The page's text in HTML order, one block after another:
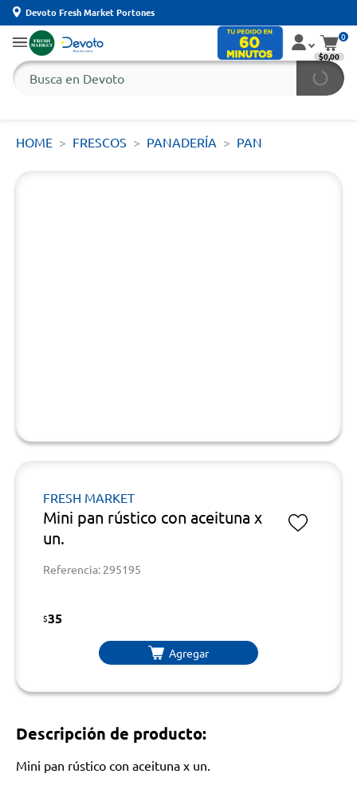
Devoto Fresh Market Portones
0
$0,00
HOME FRESCOS PANADERÍA PAN
FRESH MARKET
Mini pan rústico con aceituna x
un.
Referencia: 295195
$35
Agregar
Descripción de producto:
Mini pan rústico con aceituna x un.